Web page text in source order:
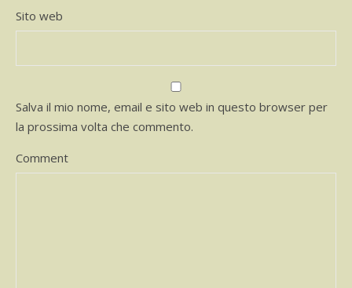
Sito web
Salva il mio nome, email e sito web in questo browser per
la prossima volta che commento.
Comment